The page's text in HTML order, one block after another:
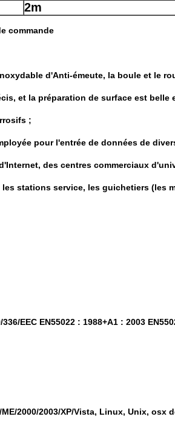
2m
commande
d'Anti-émeute, la boule et le
et la préparation de surface est
;
pour l'entrée de données de
des centres commerciaux
stations service, les guichetiers (les
EEC EN55022 : 1988+A1 : 2003
2000/2003/XP/Vista, Linux, Unix, osx